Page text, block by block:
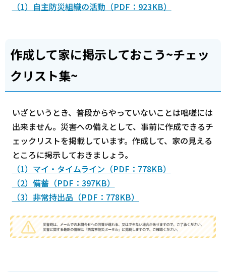
（1）自主防災組織の活動（PDF：923KB）
作成して家に掲示しておこう~チェッ
クリスト集~
いざというとき、普段からやっていないことは咄嗟には
出来ません。災害への備えとして、事前に作成できるチ
ェックリストを掲載しています。作成して、家の見える
ところに掲示しておきましょう。
（1）マイ・タイムライン（PDF：778KB）
（2）備蓄（PDF：397KB）
（3）非常持出品（PDF：778KB）